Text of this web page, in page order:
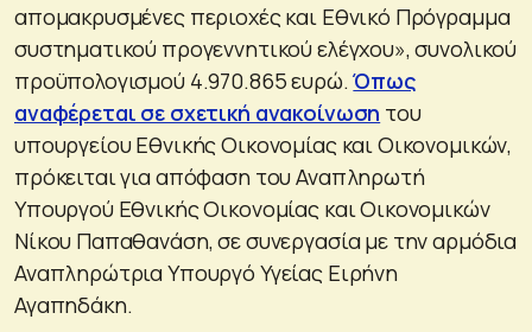
απομακρυσμένες περιοχές και Εθνικό Πρόγραμμα
συστηματικού προγεννητικού ελέγχου», συνολικού
προϋπολογισμού 4.970.865 ευρώ.Όπως
αναφέρεται σε σχετική ανακοίνωση του
υπουργείου Εθνικής Οικονομίας και Οικονομικών,
πρόκειται για απόφαση του Αναπληρωτή
Υπουργού Εθνικής Οικονομίας και Οικονομικών
Νίκου Παπαθανάση, σε συνεργασία με την αρμόδια
Αναπληρώτρια Υπουργό Υγείας Ειρήνη
Αγαπηδάκη.